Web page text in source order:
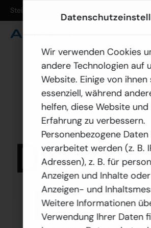
Steigern Sie Ihren Erfolg mit
Karriere
Die
Wir verwenden Cookies
andere Technologien auf
Website. Einige von ihnen
essenziell, während
helfen, diese Website und
Erfahrung zu verbessern.
Personenbezogene
verarbeitet werden (z. B.
Adressen), z. B. für
Anzeigen und Inhalte oder
Anzeigen- und
Weitere Informationen
Verwendung Ihrer Daten